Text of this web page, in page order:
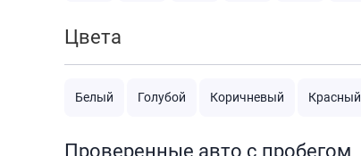
Цвета
Белый Голубой Коричневый Красный
Проверенные авто с пробегом